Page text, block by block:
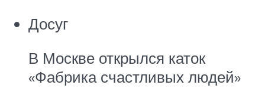
Досуг
В Москве открылся каток
«Фабрика счастливых людей»